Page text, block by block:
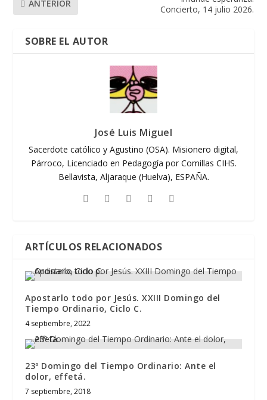
ANTERIOR
Concierto, 14 julio 2026.
SOBRE EL AUTOR
José Luis Miguel
Sacerdote católico y Agustino (OSA). Misionero digital,
Párroco, Licenciado en Pedagogía por Comillas CIHS.
Bellavista, Aljaraque (Huelva), ESPAÑA.
ARTÍCULOS RELACIONADOS
Apostarlo todo por Jesús. XXIII Domingo del
Tiempo Ordinario, Ciclo C.
4 septiembre, 2022
23º Domingo del Tiempo Ordinario: Ante el
dolor, effetá.
7 septiembre, 2018